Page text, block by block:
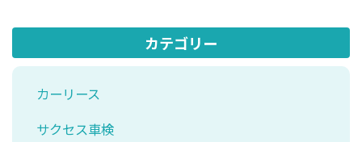
カテゴリー
カーリース
サクセス車検